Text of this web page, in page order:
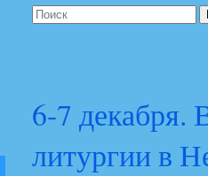
6-7 декабря.
литургии в